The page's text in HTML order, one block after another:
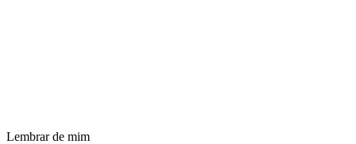
Lembrar de mim